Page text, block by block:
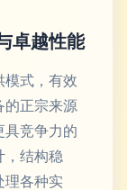
卓越性能
式，有效
的正宗来源
具竞争力的
，结构稳
理各种实